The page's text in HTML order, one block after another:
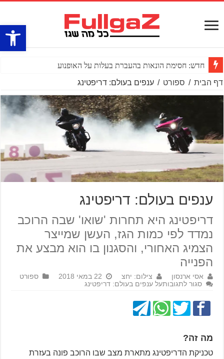
פתח
חדש: חסימת הונאות בהעברת בעלות על האופנוע
דף הבית / ספורט / ענפים בעולם: דריפטינג
ענפים בעולם: דריפטינג
דריפטינג היא תחרות 'שואו' שבה הרוכב
נמדד לפי כמות הגז, העשן שמייצר
הצמיג האחורי, והסגנון בו הוא מבצע את
הפנייה
אסי ארנסון צילום: יחצ 22 במאי 2018
ספורט
סגור לתגובותעל ענפים בעולם: דריפטינג
מה זה?
טכניקת הדריפטינג מתארת מצב שבו הרוכב פונה בעזרת